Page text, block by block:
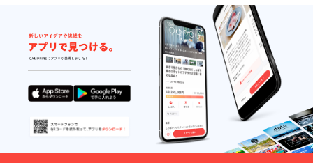
をご記
入くだ
さい。
者、作
編曲家
として
活動
中。 現
在、
チュー
バマン
ショー
のユー
フォマ
ンの中
の人と
しての
室を立
ち上
げ、日
本での
ス
ティー
ルパン
の振興
に深く
関わ
る。本
場トリ
ニダー
ドで会
望の
ワーク
ショプ
の場
所、内
容、日
時等を
必ず備
考欄に
ご記入
くださ
講師の
交通費